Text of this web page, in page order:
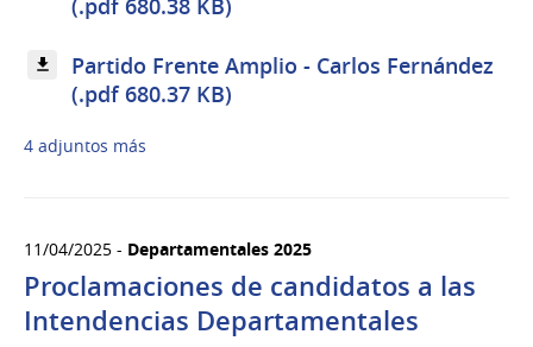
(.pdf 680.38 KB)
Partido Frente Amplio - Carlos Fernández
(.pdf 680.37 KB)
4 adjuntos más
11/04/2025 - Departamentales 2025
Proclamaciones de candidatos a las
Intendencias Departamentales